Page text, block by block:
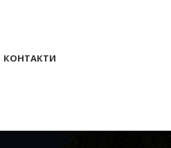
КОНТАКТИ